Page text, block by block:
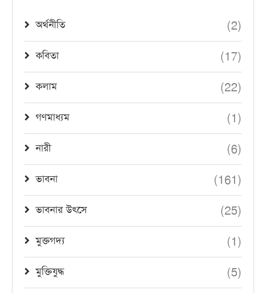
অর্থনীতি (2)
কবিতা (17)
কলাম (22)
গণমাধ্যম (1)
নারী (6)
ভাবনা (161)
ভাবনার উৎসে (25)
মুক্তগদ্য (1)
মুক্তিযুদ্ধ (5)